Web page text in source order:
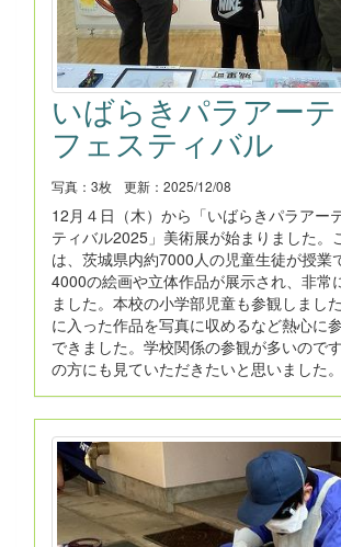
いばらきパラアー
フェスティバル
写真：3枚 更新：2025/12/08
12月４日（木）から「いばらきパラアー
ティバル2025」美術展が始まりました。
は、茨城県内約7000人の児童生徒が授業
4000の絵画や立体作品が展示され、非常
ました。本校の小学部児童も参観しまし
に入った作品を写真に収めるなど熱心に
できました。学校関係の参観が多いので
の方にも見ていただきたいと思いました。